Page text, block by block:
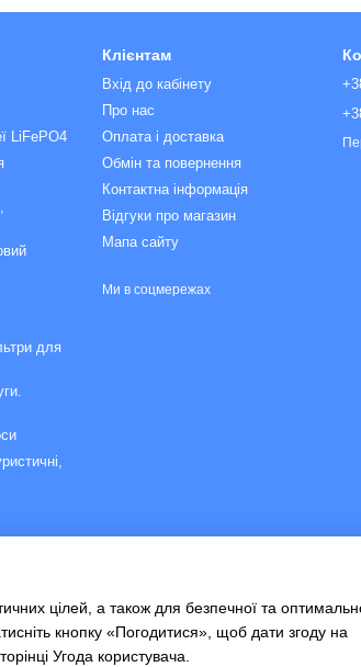
LiFePO4
для
Клієнтам
Вхід до кабінету
Про нас
Оплата і доставка
Обмін та повернення
Контактна інформація
Відгуки про магазин
Мапа сайту
Ми в соцмережах
цілей, а також для безпечної та
кнопку «Погодитися», щоб дати згоду на
Угода користувача